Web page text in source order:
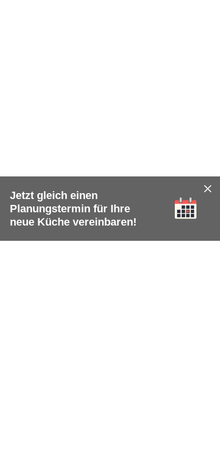
Jetzt gleich einen
Planungstermin für Ihre
neue Küche vereinbaren!